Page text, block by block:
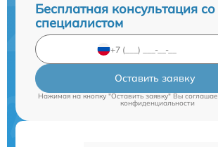
Бесплатная консультация со
специалистом
Оставить заявку
Нажимая на кнопку "Оставить заявку" Вы
конфиденциальности